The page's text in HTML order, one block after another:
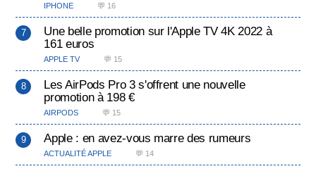
IPHONE 💬 16
Une belle promotion sur l'Apple TV 4K 2022 à
161 euros
APPLE TV 💬 15
Les AirPods Pro 3 s'offrent une nouvelle
promotion à 198 €
AIRPODS 💬 15
Apple : en avez-vous marre des rumeurs
ACTUALITÉ APPLE 💬 14